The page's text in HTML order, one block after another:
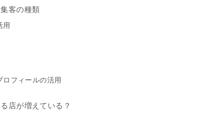
客の種類
用
ロフィールの活用
店が増えている？